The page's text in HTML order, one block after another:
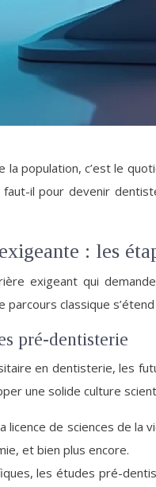
la population, c’est le
faut-il pour devenir
: les
exigeant qui
parcours classique
pré-dentisterie
en dentisterie, les
une solide culture
licence de sciences de la
et bien plus encore.
les études pré-